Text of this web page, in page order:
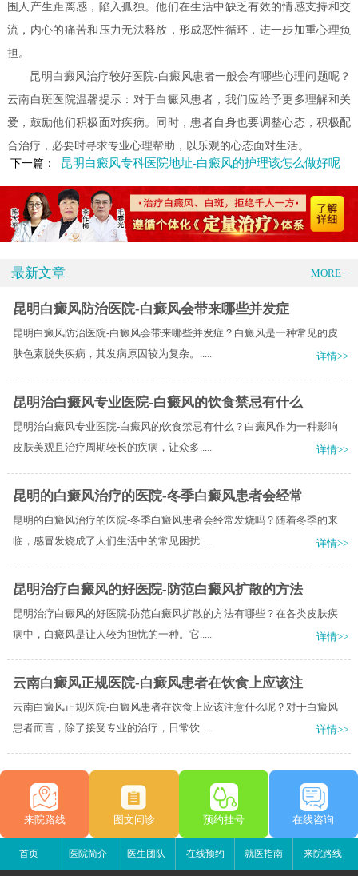
围人产生距离感，陷入孤独。他们在生活中缺乏有效的情感支持和交
流，内心的痛苦和压力无法释放，形成恶性循环，进一步加重心理负
担。
昆明白癜风治疗较好医院-白癜风患者一般会有哪些心理问题呢？
云南白斑医院温馨提示：对于白癜风患者，我们应给予更多理解和关
爱，鼓励他们积极面对疾病。同时，患者自身也要调整心态，积极配
合治疗，必要时寻求专业心理帮助，以乐观的心态面对生活。
下一篇：
昆明白癜风专科医院地址-白癜风的护理该怎么做好呢
最新文章 MORE+
昆明白癜风防治医院-白癜风会带来哪些并发症
昆明白癜风防治医院-白癜风会带来哪些并发症？白癜风是一种常见的皮
肤色素脱失疾病，其发病原因较为复杂。.....
详情>>
昆明治白癜风专业医院-白癜风的饮食禁忌有什么
昆明治白癜风专业医院-白癜风的饮食禁忌有什么？白癜风作为一种影响
皮肤美观且治疗周期较长的疾病，让众多.....
详情>>
昆明的白癜风治疗的医院-冬季白癜风患者会经常
昆明的白癜风治疗的医院-冬季白癜风患者会经常发烧吗？随着冬季的来
临，感冒发烧成了人们生活中的常见困扰.....
详情>>
昆明治疗白癜风的好医院-防范白癜风扩散的方法
昆明治疗白癜风的好医院-防范白癜风扩散的方法有哪些？在各类皮肤疾
病中，白癜风是让人较为担忧的一种。它.....
详情>>
云南白癜风正规医院-白癜风患者在饮食上应该注
云南白癜风正规医院-白癜风患者在饮食上应该注意什么呢？对于白癜风
患者而言，除了接受专业的治疗，日常饮.....
详情>>
来院路线 图文问诊 预约挂号 在线咨询
首页 医院简介 医生团队 在线预约 就医指南 来院路线